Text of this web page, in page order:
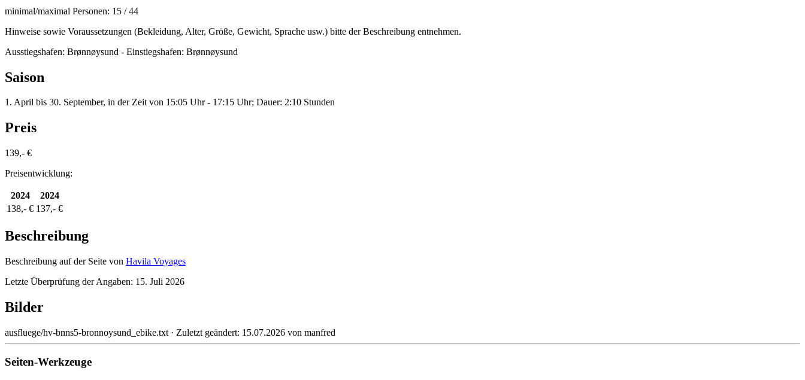
minimal/maximal Personen: 15 / 44
Hinweise sowie Voraussetzungen (Bekleidung, Alter, Größe, Gewicht, Sprache usw.) bitte der Beschreibung entnehmen.
Ausstiegshafen: Brønnøysund - Einstiegshafen: Brønnøysund
Saison
1. April bis 30. September, in der Zeit von 15:05 Uhr - 17:15 Uhr; Dauer: 2:10 Stunden
Preis
139,- €
Preisentwicklung:
2024
2024
138,- € 137,- €
Beschreibung
Beschreibung auf der Seite von Havila Voyages
Letzte Überprüfung der Angaben: 15. Juli 2026
Bilder
ausfluege/hv-bnns5-bronnoysund_ebike.txt · Zuletzt geändert: 15.07.2026 von manfred
Seiten-Werkzeuge